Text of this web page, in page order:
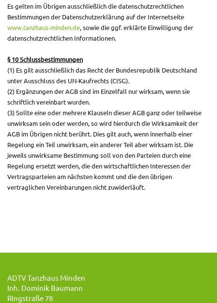
Es gelten im Übrigen ausschließlich die datenschutzrechtlichen
Bestimmungen der Datenschutzerklärung auf der Internetseite
www.tanzhaus-minden.de, sowie die ggf. erklärte Einwilligung der
datenschutzrechtlichen Informationen.
§ 10 Schlussbestimmungen
(1) Es gilt ausschließlich das Recht der Bundesrepublik Deutschland
unter Ausschluss des UN-Kaufrechts (CISG).
(2) Ergänzungen der AGB sind im Einzelfall nur wirksam, wenn sie
schriftlich vereinbart wurden.
(3) Sollte eine oder mehrere Klauseln dieser AGB ganz oder teilweise
unwirksam sein oder werden, so wird hierdurch die Wirksamkeit der
AGB im Übrigen nicht berührt. Dies gilt auch, wenn innerhalb einer
Regelung ein Teil unwirksam, ein anderer Teil aber wirksam ist. Die
jeweils unwirksame Bestimmung soll von den Parteien durch eine
Regelung ersetzt werden, die den wirtschaftlichen Interessen der
Vertragsparteien am nächsten kommt und die den übrigen
vertraglichen Vereinbarungen nicht zuwiderläuft.
ADTV Tanzhaus Minden
Inh. Dominik Baumann
Ringstraße 78